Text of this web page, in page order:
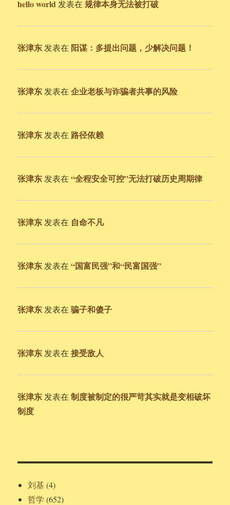
hello world 发表在规律本身无法被打破
张津东 发表在 阳谋：多提出问题，少解决问题！
张津东 发表在企业老板与诈骗者共事的风险
张津东 发表在 路径依赖
张津东 发表在“全程安全可控”无法打破历史周期律
张津东 发表在 自命不凡
张津东 发表在“国富民强”和“民富国强”
张津东 发表在骗子和傻子
张津东 发表在接受敌人
张津东 发表在制度被制定的很严苛其实就是变相破坏
制度
刘基 (4)
哲学 (652)